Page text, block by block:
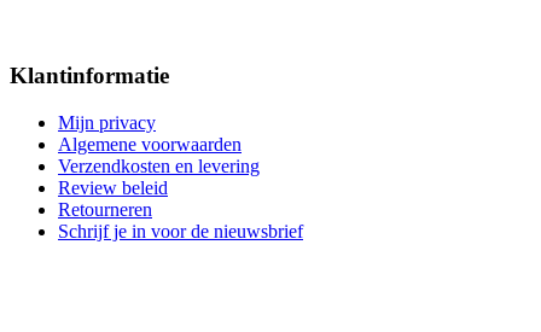
Klantinformatie
Mijn privacy
Algemene voorwaarden
Verzendkosten en levering
Review beleid
Retourneren
Schrijf je in voor de nieuwsbrief